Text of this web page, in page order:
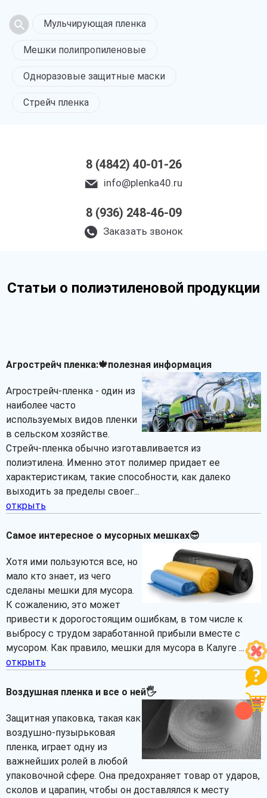
Мульчирующая пленка
Мешки полипропиленовые
Одноразовые защитные маски
Стрейч пленка
8 (4842) 40-01-26
info@plenka40.ru
8 (936) 248-46-09
Заказать звонок
Статьи о полиэтиленовой продукции
Агрострейч пленка:🍁полезная информация
Агрострейч-пленка - один из
наиболее часто
используемых видов пленки
в сельском хозяйстве.
Стрейч-пленка обычно изготавливается из
полиэтилена. Именно этот полимер придает ее
характеристикам, такие способности, как далеко
выходить за пределы своег...
открыть
Самое интересное о мусорных мешках😎
Хотя ими пользуются все, но
мало кто знает, из чего
сделаны мешки для мусора.
К сожалению, это может
привести к дорогостоящим ошибкам, в том числе к
выбросу с трудом заработанной прибыли вместе с
мусором. Как правило, мешки для мусора в Калуге ...
открыть
Воздушная пленка и все о ней🖐
Защитная упаковка, такая как
воздушно-пузырьковая
пленка, играет одну из
важнейших ролей в любой
упаковочной сфере. Она предохраняет товар от ударов,
сколов и царапин, чтобы он доставлялся к месту